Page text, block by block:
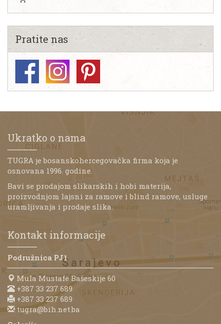
Pratite nas
Ukratko o nama
TUGRA je bosanskohercegovačka firma koja je
osnovana 1996. godine.
Bavi se prodajom slikarskih i hobi materija,
proizvodnjom lajsni za ramove i blind ramove, usluge
uramljivanja i prodaje slika.
Kontakt informacije
Podružnica PJ1
Mula Mustafe Bašeskije 60
+387 33 237 689
+387 33 237 689
tugra@bih.net.ba